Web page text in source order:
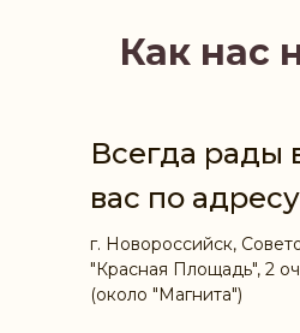
Как нас
Всегда рады
вас по
г. Новороссийск,
"Красная Площадь", 2
(около "Магнита")